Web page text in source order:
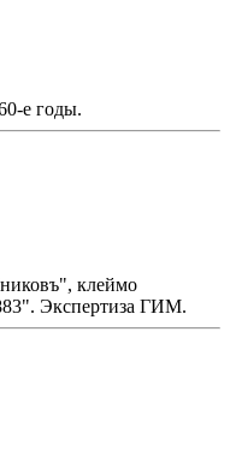
е годы.
клеймо
Экспертиза ГИМ.